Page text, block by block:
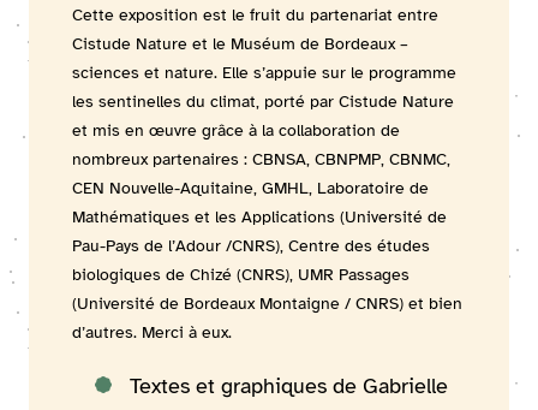
Cette exposition est le fruit du partenariat entre
Cistude Nature et le Muséum de Bordeaux –
sciences et nature. Elle s’appuie sur le programme
les sentinelles du climat, porté par Cistude Nature
et mis en œuvre grâce à la collaboration de
nombreux partenaires : CBNSA, CBNPMP, CBNMC,
CEN Nouvelle-Aquitaine, GMHL, Laboratoire de
Mathématiques et les Applications (Université de
Pau-Pays de l’Adour /CNRS), Centre des études
biologiques de Chizé (CNRS), UMR Passages
(Université de Bordeaux Montaigne / CNRS) et bien
d’autres. Merci à eux.
Textes et graphiques de Gabrielle